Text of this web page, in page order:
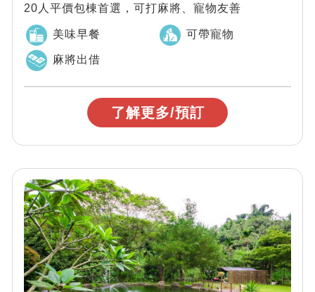
20人平價包棟首選，可打麻將、寵物友善
美味早餐 可帶寵物
麻將出借
了解更多/預訂